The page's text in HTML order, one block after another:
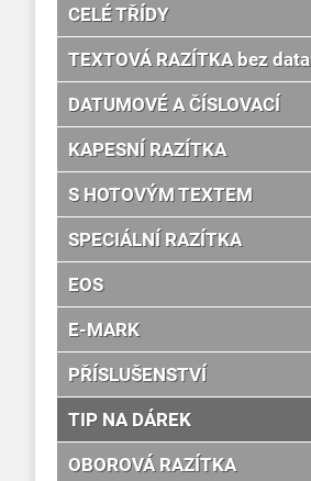
CELÉ TŘÍDY
TEXTOVÁ RAZÍTKA bez data
DATUMOVÉ A ČÍSLOVACÍ
KAPESNÍ RAZÍTKA
S HOTOVÝM TEXTEM
SPECIÁLNÍ RAZÍTKA
EOS
E-MARK
PŘÍSLUŠENSTVÍ
TIP NA DÁREK
OBOROVÁ RAZÍTKA